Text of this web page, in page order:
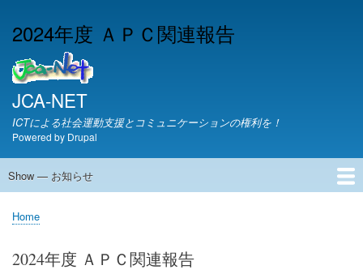
to
main
2024年度 ＡＰＣ関連報告
JCA-NET
ICTによる社会運動支援とコミュニケーションの権利を！
Powered by Drupal
お
ら
Show — お知らせ
JCA-NETからのお知らせ
Breadcrumb
Home
2024年度 ＡＰＣ関連報告